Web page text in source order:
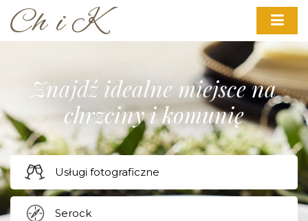
Znajdź idealne miejsce na
chrzciny i komunię